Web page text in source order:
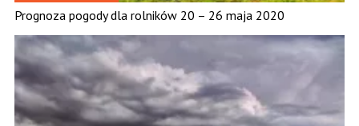
Prognoza pogody dla rolników 20 – 26 maja 2020